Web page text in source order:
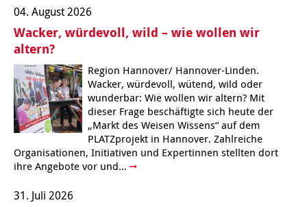
04. August 2026
Wacker, würdevoll, wild – wie wollen wir
altern?
Region Hannover/ Hannover-Linden.
Wacker, würdevoll, wütend, wild oder
wunderbar: Wie wollen wir altern? Mit
dieser Frage beschäftigte sich heute der
„Markt des Weisen Wissens“ auf dem
PLATZprojekt in Hannover. Zahlreiche
Organisationen, Initiativen und Expertinnen stellten dort
ihre Angebote vor und...
31. Juli 2026